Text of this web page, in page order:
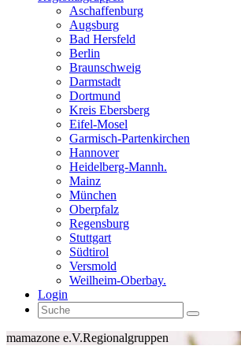
Aschaffenburg
Augsburg
Bad Hersfeld
Berlin
Braunschweig
Darmstadt
Dortmund
Kreis Ebersberg
Eifel-Mosel
Garmisch-Partenkirchen
Hannover
Heidelberg-Mannh.
Mainz
München
Oberpfalz
Regensburg
Stuttgart
Südtirol
Versmold
Weilheim-Oberbay.
Login
mamazone e.V.Regionalgruppen